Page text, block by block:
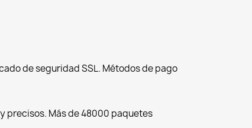
de seguridad SSL. Métodos de pago
precisos. Más de 48000 paquetes